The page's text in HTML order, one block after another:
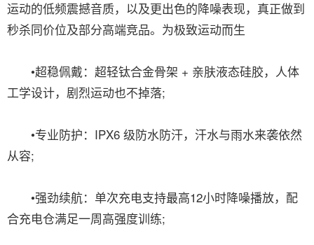
运动的低频震撼音质，以及更出色的降噪表现，真正做到
秒杀同价位及部分高端竞品。为极致运动而生
•超稳佩戴：超轻钛合金骨架 + 亲肤液态硅胶，人体
工学设计，剧烈运动也不掉落;
•专业防护：IPX6 级防水防汗，汗水与雨水来袭依然
从容;
•强劲续航：单次充电支持最高12小时降噪播放，配
合充电仓满足一周高强度训练;